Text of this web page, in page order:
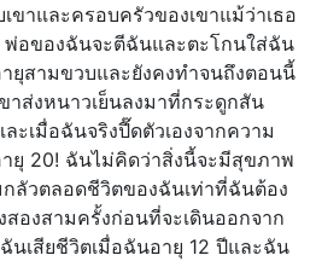
ขาและครอบครัวของเขาแม้ว่าเธอ
พ่อของฉันจะตีฉันและตะโกนใส่ฉัน
ยุสามขวบและยังคงทำจนถึงตอนนี้
าส่งหนาวเย็นลงมาที่กระดูกสัน
ะเมื่อฉันจริงปี๊ดตัวเองจากความ
ยุ 20! ฉันไม่คิดว่าสิ่งนี้จะมีสุขภาพ
ลัวตลอดชีวิตของฉันเท่าที่ฉันต้อง
สองสามครั้งก่อนที่จะเดินออกจาก
นเสียชีวิตเมื่อฉันอายุ 12 ปีและฉัน